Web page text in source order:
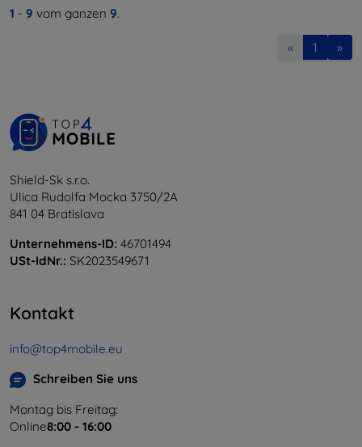
1 - 9 vom ganzen 9.
« 1 »
Shield-Sk s.r.o.
Ulica Rudolfa Mocka 3750/2A
841 04 Bratislava
Unternehmens-ID: 46701494
USt-IdNr.: SK2023549671
Kontakt
info@top4mobile.eu
Schreiben Sie uns
Montag bis Freitag:
Online8:00 - 16:00